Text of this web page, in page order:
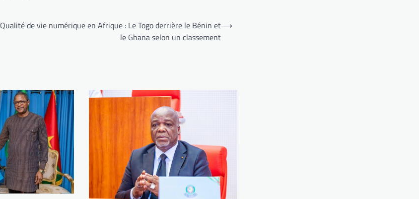
Qualité de vie numérique en Afrique : Le Togo derrière le Bénin et
le Ghana selon un classement
⟶